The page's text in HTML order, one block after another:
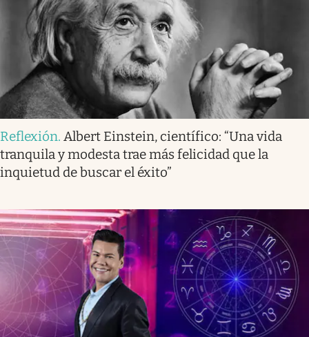
Reflexión. Albert Einstein, científico: “Una vida
tranquila y modesta trae más felicidad que la
inquietud de buscar el éxito”